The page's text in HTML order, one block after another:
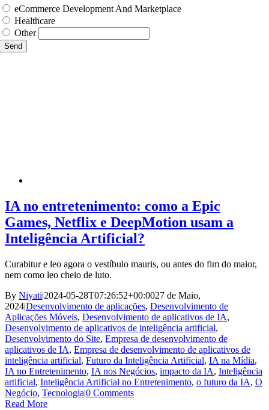
eCommerce Development And Marketplace
Healthcare
Other
Send
IA no entretenimento: como a Epic
Games, Netflix e DeepMotion usam a
Inteligência Artificial?
Curabitur e leo agora o vestíbulo mauris, ou antes do fim do maior,
nem como leo cheio de luto.
By Niyati|2024-05-28T07:26:52+00:0027 de Maio,
2024|Desenvolvimento de aplicações, Desenvolvimento de
Aplicações Móveis, Desenvolvimento de aplicativos de IA,
Desenvolvimento de aplicativos de inteligência artificial,
Desenvolvimento do Site, Empresa de desenvolvimento de
aplicativos de IA, Empresa de desenvolvimento de aplicativos de
inteligência artificial, Futuro da Inteligência Artificial, IA na Mídia,
IA no Entretenimento, IA nos Negócios, impacto da IA, Inteligência
artificial, Inteligência Artificial no Entretenimento, o futuro da IA, O
Negócio, Tecnologia|0 Comments
Read More